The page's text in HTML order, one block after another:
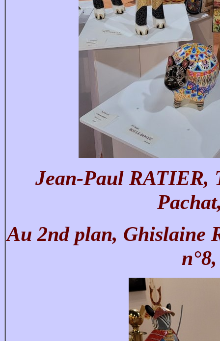
Jean-Paul RATIER,
Au 2nd plan, Ghislaine